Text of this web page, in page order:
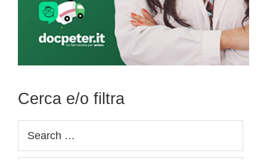
Cerca e/o filtra